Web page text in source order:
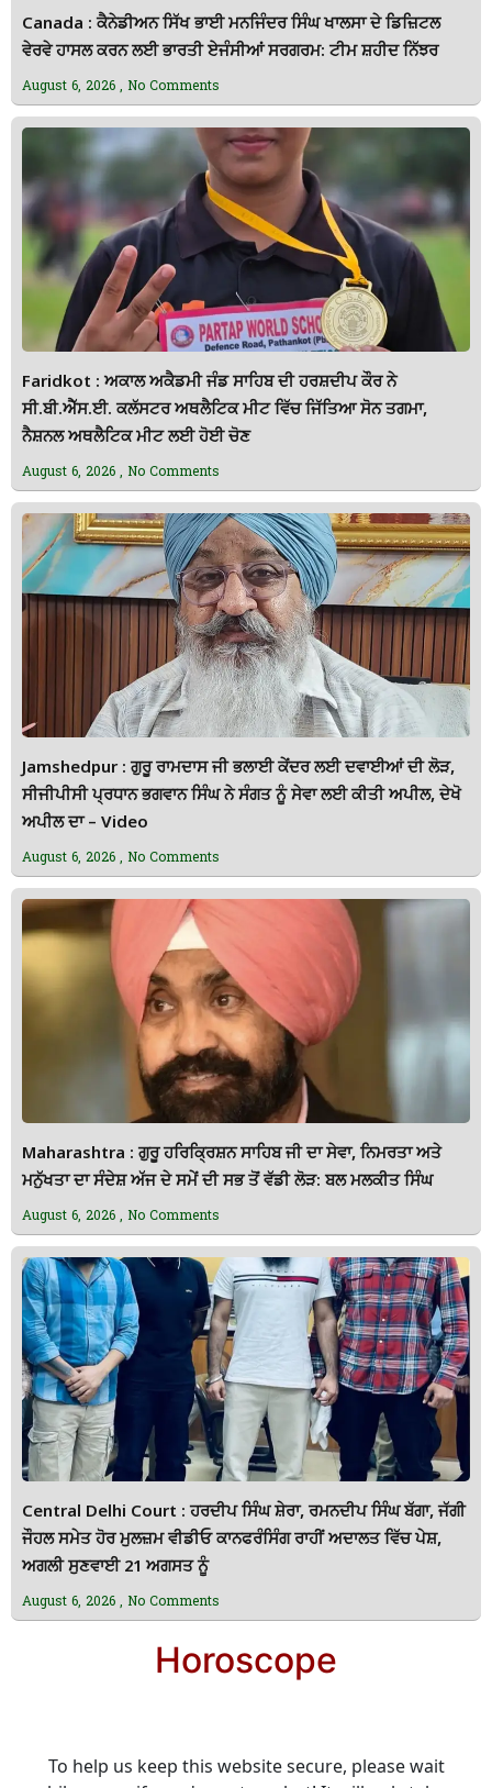
Canada : ਕੈਨੇਡੀਅਨ ਸਿੱਖ ਭਾਈ ਮਨਜਿੰਦਰ ਸਿੰਘ ਖਾਲਸਾ ਦੇ ਡਿਜ਼ਿਟਲ
ਵੇਰਵੇ ਹਾਸਲ ਕਰਨ ਲਈ ਭਾਰਤੀ ਏਜੰਸੀਆਂ ਸਰਗਰਮ: ਟੀਮ ਸ਼ਹੀਦ ਨਿੱਝਰ
August 6, 2026 No Comments
Faridkot : ਅਕਾਲ ਅਕੈਡਮੀ ਜੰਡ ਸਾਹਿਬ ਦੀ ਹਰਸ਼ਦੀਪ ਕੌਰ ਨੇ
ਸੀ.ਬੀ.ਐੱਸ.ਈ. ਕਲੱਸਟਰ ਅਥਲੈਟਿਕ ਮੀਟ ਵਿੱਚ ਜਿੱਤਿਆ ਸੋਨ ਤਗਮਾ,
ਨੈਸ਼ਨਲ ਅਥਲੈਟਿਕ ਮੀਟ ਲਈ ਹੋਈ ਚੋਣ
August 6, 2026 No Comments
Jamshedpur : ਗੁਰੂ ਰਾਮਦਾਸ ਜੀ ਭਲਾਈ ਕੇਂਦਰ ਲਈ ਦਵਾਈਆਂ ਦੀ ਲੋੜ,
ਸੀਜੀਪੀਸੀ ਪ੍ਰਧਾਨ ਭਗਵਾਨ ਸਿੰਘ ਨੇ ਸੰਗਤ ਨੂੰ ਸੇਵਾ ਲਈ ਕੀਤੀ ਅਪੀਲ, ਦੇਖੋ
ਅਪੀਲ ਦਾ – Video
August 6, 2026 No Comments
Maharashtra : ਗੁਰੂ ਹਰਿਕ੍ਰਿਸ਼ਨ ਸਾਹਿਬ ਜੀ ਦਾ ਸੇਵਾ, ਨਿਮਰਤਾ ਅਤੇ
ਮਨੁੱਖਤਾ ਦਾ ਸੰਦੇਸ਼ ਅੱਜ ਦੇ ਸਮੇਂ ਦੀ ਸਭ ਤੋਂ ਵੱਡੀ ਲੋੜ: ਬਲ ਮਲਕੀਤ ਸਿੰਘ
August 6, 2026 No Comments
Central Delhi Court : ਹਰਦੀਪ ਸਿੰਘ ਸ਼ੇਰਾ, ਰਮਨਦੀਪ ਸਿੰਘ ਬੱਗਾ, ਜੱਗੀ
ਜੌਹਲ ਸਮੇਤ ਹੋਰ ਮੁਲਜ਼ਮ ਵੀਡੀਓ ਕਾਨਫਰੰਸਿੰਗ ਰਾਹੀਂ ਅਦਾਲਤ ਵਿੱਚ ਪੇਸ਼,
ਅਗਲੀ ਸੁਣਵਾਈ 21 ਅਗਸਤ ਨੂੰ
August 6, 2026 No Comments
Horoscope